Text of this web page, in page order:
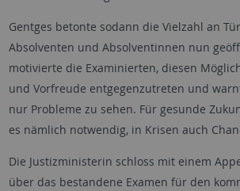
Gentges betonte sodann die Vielzahl an
Absolventen und Absolventinnen nun
motivierte die Examinierten, diesen
und Vorfreude entgegenzutreten und
nur Probleme zu sehen. Für gesunde
es nämlich notwendig, in Krisen auch
Die Justizministerin schloss mit einem
über das bestandene Examen für den